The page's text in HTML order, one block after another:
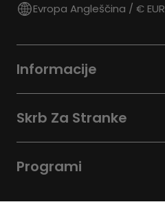
Evropa Angleščina / € EUR
Informacije
Skrb Za Stranke
Programi